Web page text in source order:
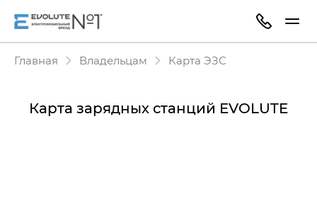
Главная Владельцам Карта ЭЗС
Карта зарядных станций EVOLUTE